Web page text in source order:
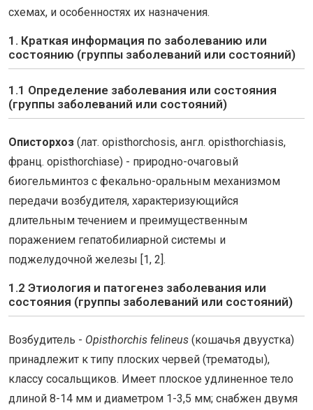
схемах, и особенностях их назначения.
1. Краткая информация по заболеванию или
состоянию (группы заболеваний или состояний)
1.1 Определение заболевания или состояния
(группы заболеваний или состояний)
Описторхоз (лат. opisthorchosis, англ. opisthorchiasis,
франц. opisthorchiase) - природно-очаговый
биогельминтоз с фекально-оральным механизмом
передачи возбудителя, характеризующийся
длительным течением и преимущественным
поражением гепатобилиарной системы и
поджелудочной железы [1, 2].
1.2 Этиология и патогенез заболевания или
состояния (группы заболеваний или состояний)
Возбудитель - Opisthorchis felineus (кошачья двуустка)
принадлежит к типу плоских червей (трематоды),
классу сосальщиков. Имеет плоское удлиненное тело
длиной 8-14 мм и диаметром 1-3,5 мм; снабжен двумя